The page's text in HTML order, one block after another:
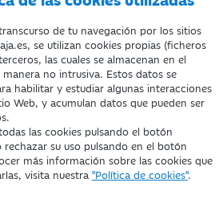
de tu navegación por los sitios
se utilizan cookies propias (ficheros
las cuales se almacenan en el
no intrusiva. Estos datos se
habilitar y estudiar algunas interacciones
Web, y acumulan datos que pueden ser
las cookies pulsando el botón
rechazar su uso pulsando en el botón
más información sobre las cookies que
visita nuestra "Política de cookies".
C.I.F. G-50000652.
Fundaciones del Mº de Educación,
nº 1689.
Costa, 13. 50001 Zaragoza.